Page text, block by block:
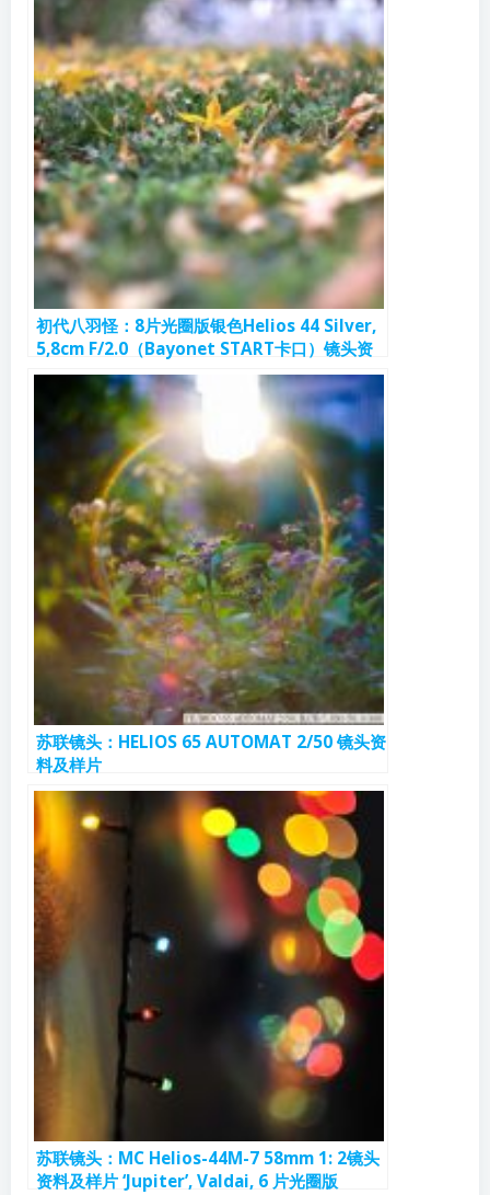
初代八羽怪：8片光圈版银色Helios 44 Silver,
5,8cm F/2.0（Bayonet START卡口）镜头资
料和样片
苏联镜头：HELIOS 65 AUTOMAT 2/50 镜头资
料及样片
苏联镜头：MC Helios-44M-7 58mm 1: 2镜头
资料及样片 ‘Jupiter’, Valdai, 6 片光圈版